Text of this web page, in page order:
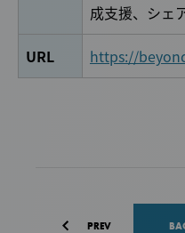
成支援、シェ
URL https://
PREV